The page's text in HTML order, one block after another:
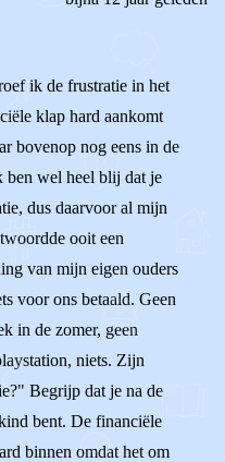
ik de frustratie in het
klap hard aankomt
bovenop nog eens in de
ben wel heel blij dat je
dus daarvoor al mijn
ooit een
van mijn eigen ouders
voor ons betaald. Geen
in de zomer, geen
niets. Zijn
Begrijp dat je na de
bent. De financiële
binnen omdat het om